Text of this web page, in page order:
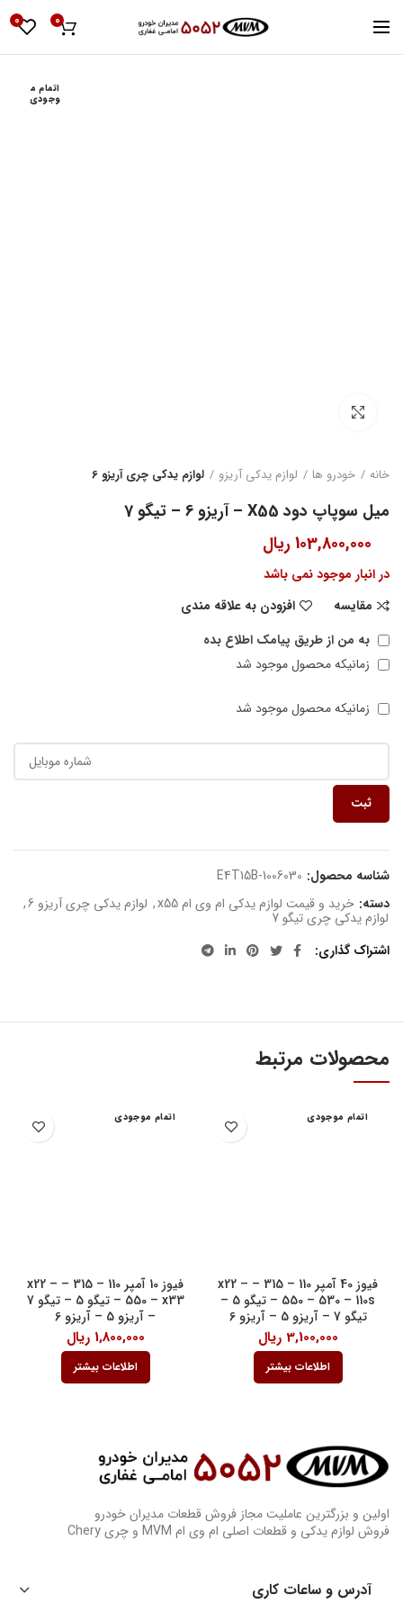
0
0
اتمام م
وجودی
خانه خودرو ها لوازم یدکی آریزو لوازم یدکی چری آریزو 6
میل سوپاپ دود X55 – آریزو 6 – تیگو 7
103,800,000 ریال
در انبار موجود نمی باشد
مقایسه
افزودن به علاقه مندی
به من از طریق پیامک اطلاع بده
زمانیکه محصول موجود شد
زمانیکه محصول موجود شد
ثبت
شناسه محصول: E4T15B-1006030
دسته: خرید و قیمت لوازم یدکی ام وی ام x55 , لوازم یدکی چری آریزو 6 ,
لوازم یدکی چری تیگو 7
اشتراک گذاری
محصولات مرتبط
اتمام موجودی
فیوز 40 آمپر 110 – 315 – x22 –
550 – 530 – 110s – تیگو 5 –
تیگو 7 – آریزو 5 – آریزو 6
3,100,000 ریال
اطلاعات بیشتر
اتمام موجودی
فیوز 10 آمپر 110 – 315 – x22 –
550 – x33 – تیگو 5 – تیگو 7
– آریزو 5 – آریزو 6
1,800,000 ریال
اطلاعات بیشتر
اولین و بزرگترین عاملیت مجاز فروش قطعات مدیران خودرو
فروش لوازم یدکی و قطعات اصلی ام وی ام MVM و چری Chery
آدرس و ساعات کاری